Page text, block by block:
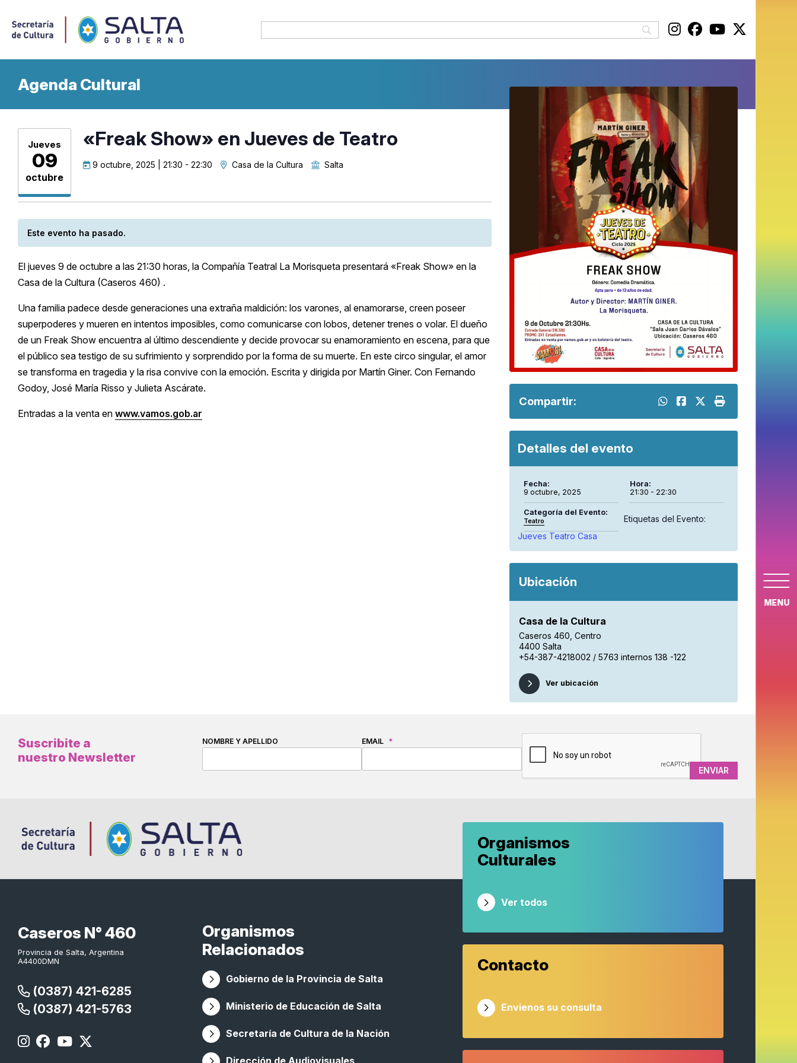
MENU
Agenda Cultural
Jueves
09
octubre
«Freak Show» en Jueves de Teatro
9 octubre, 2025 | 21:30 - 22:30 Casa de la Cultura Salta
Este evento ha pasado.
El jueves 9 de octubre a las 21:30 horas, la Compañía Teatral La Morisqueta presentará «Freak Show» en la
Casa de la Cultura (Caseros 460) .
Una familia padece desde generaciones una extraña maldición: los varones, al enamorarse, creen poseer
superpoderes y mueren en intentos imposibles, como comunicarse con lobos, detener trenes o volar. El dueño
de un Freak Show encuentra al último descendiente y decide provocar su enamoramiento en escena, para que
el público sea testigo de su sufrimiento y sorprendido por la forma de su muerte. En este circo singular, el amor
se transforma en tragedia y la risa convive con la emoción. Escrita y dirigida por Martín Giner. Con Fernando
Godoy, José María Risso y Julieta Ascárate.
Entradas a la venta en www.vamos.gob.ar
Compartir:
Detalles del evento
Fecha:
9 octubre, 2025
Hora:
21:30 - 22:30
Categoría del Evento:
Teatro
Etiquetas del Evento:
Jueves Teatro Casa
Ubicación
Casa de la Cultura
Caseros 460, Centro
4400 Salta
+54-387-4218002 / 5763 internos 138 -122
Ver ubicación
Suscribite a
nuestro Newsletter
NOMBRE Y APELLIDO EMAIL *
Caseros N° 460
Provincia de Salta, Argentina
A4400DMN
(0387) 421-6285
(0387) 421-5763
Organismos
Relacionados
Gobierno de la Provincia de Salta
Ministerio de Educación de Salta
Secretaría de Cultura de la Nación
Organismos
Culturales
Ver todos
Contacto
Envienos su consulta